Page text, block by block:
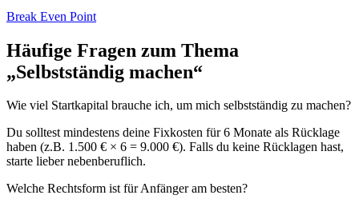
Break Even Point
Häufige Fragen zum Thema
„Selbstständig machen“
Wie viel Startkapital brauche ich, um mich selbstständig zu machen?
Du solltest mindestens deine Fixkosten für 6 Monate als Rücklage
haben (z.B. 1.500 € × 6 = 9.000 €). Falls du keine Rücklagen hast,
starte lieber nebenberuflich.
Welche Rechtsform ist für Anfänger am besten?